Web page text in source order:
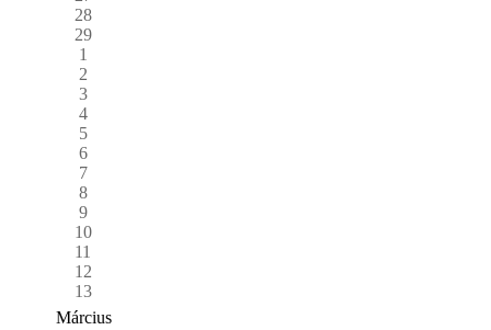
28
29
1
2
3
4
5
6
7
8
9
10
11
12
13
Március